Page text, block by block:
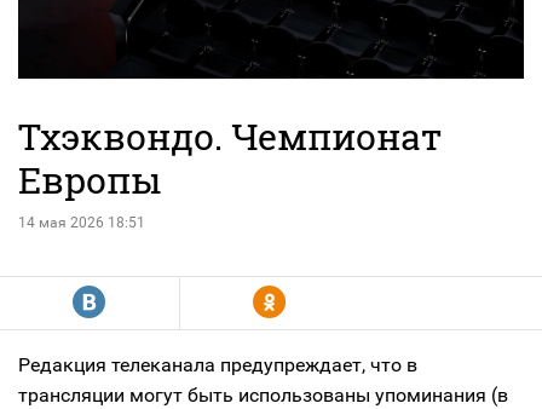
Тхэквондо. Чемпионат
Европы
14 мая 2026 18:51
R Y
Редакция телеканала предупреждает, что в
трансляции могут быть использованы упоминания (в